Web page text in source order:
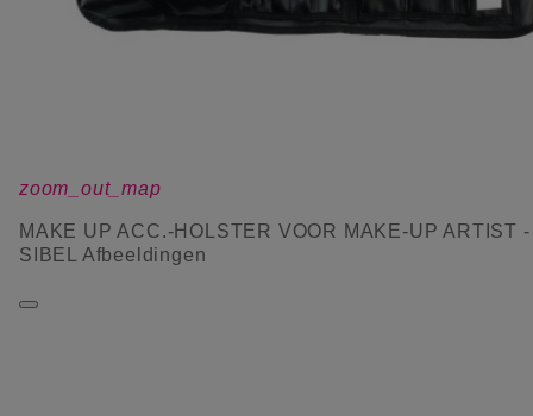
zoom_out_map
MAKE UP ACC.-HOLSTER VOOR MAKE-UP ARTIST -
SIBEL Afbeeldingen